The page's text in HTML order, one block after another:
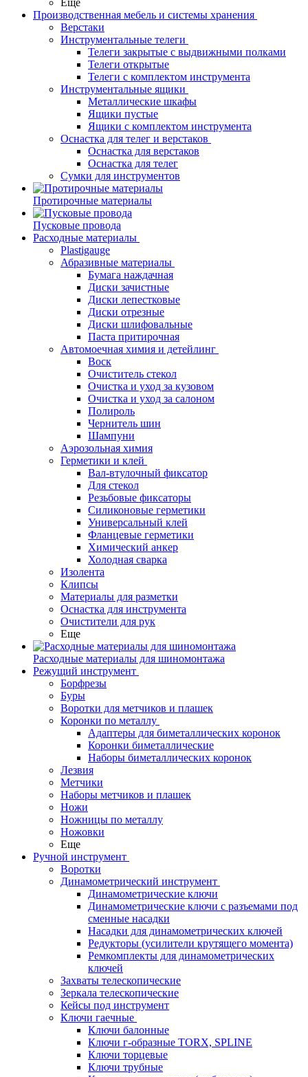
Еще
Производственная мебель и системы хранения
Верстаки
Инструментальные телеги
Телеги закрытые с выдвижными полками
Телеги открытые
Телеги с комплектом инструмента
Инструментальные ящики
Металлические шкафы
Ящики пустые
Ящики с комплектом инструмента
Оснастка для телег и верстаков
Оснастка для верстаков
Оснастка для телег
Сумки для инструментов
Протирочные материалы
Пусковые провода
Расходные материалы
Plastigauge
Абразивные материалы
Бумага наждачная
Диски зачистные
Диски лепестковые
Диски отрезные
Диски шлифовальные
Паста притирочная
Автомоечная химия и детейлинг
Воск
Очиститель стекол
Очистка и уход за кузовом
Очистка и уход за салоном
Полироль
Чернитель шин
Шампуни
Аэрозольная химия
Герметики и клей
Вал-втулочный фиксатор
Для стекол
Резьбовые фиксаторы
Силиконовые герметики
Универсальный клей
Фланцевые герметики
Химический анкер
Холодная сварка
Изолента
Клипсы
Материалы для разметки
Оснастка для инструмента
Очистители для рук
Еще
Расходные материалы для шиномонтажа
Режущий инструмент
Борфрезы
Буры
Воротки для метчиков и плашек
Коронки по металлу
Адаптеры для биметаллических коронок
Коронки биметаллические
Наборы биметаллических коронок
Лезвия
Метчики
Наборы метчиков и плашек
Ножи
Ножницы по металлу
Ножовки
Еще
Ручной инструмент
Воротки
Динамометрический инструмент
Динамометрические ключи
Динамометрические ключи с разъемами под
сменные насадки
Насадки для динамометрических ключей
Редукторы (усилители крутящего момента)
Ремкомплекты для динамометрических
ключей
Захваты телескопические
Зеркала телескопические
Кейсы под инструмент
Ключи гаечные
Ключи балонные
Ключи г-образные TORX, SPLINE
Ключи торцевые
Ключи трубные